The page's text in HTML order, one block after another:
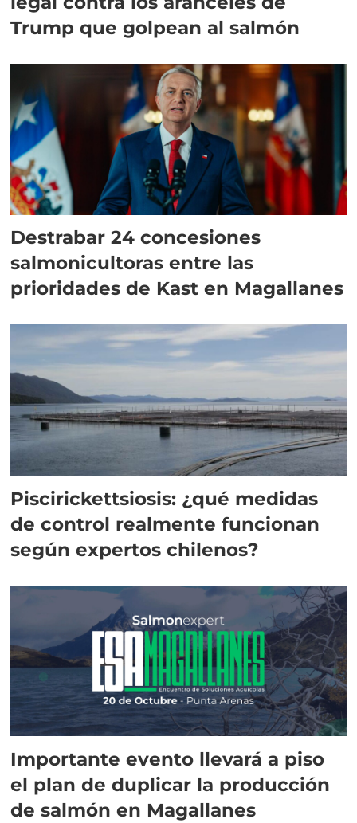
Trump que golpean al salmón
Destrabar 24 concesiones
salmonicultoras entre las
prioridades de Kast en Magallanes
Piscirickettsiosis: ¿qué medidas
de control realmente funcionan
según expertos chilenos?
Importante evento llevará a piso
el plan de duplicar la producción
de salmón en Magallanes